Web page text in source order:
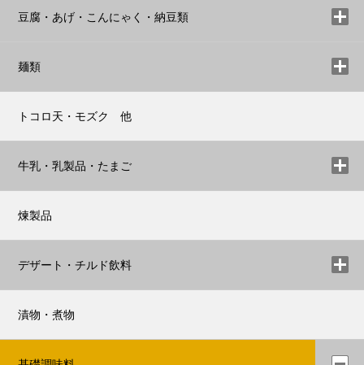
豆腐・あげ・こんにゃく・納豆類
麺類
トコロ天・モズク 他
牛乳・乳製品・たまご
煉製品
デザート・チルド飲料
漬物・煮物